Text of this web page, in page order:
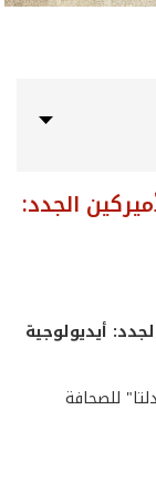
الجدد:
أيديولوجية
للصحافة